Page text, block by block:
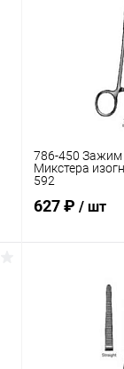
786-450 Зажим
Микстера
592
627 ₽/ шт
Купить в 1
В избранное